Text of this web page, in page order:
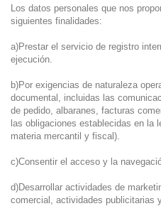
Los datos personales que nos
siguientes finalidades:
a)Prestar el servicio de registro
ejecución.
b)Por exigencias de naturaleza
documental, incluidas las
de pedido, albaranes, facturas
las obligaciones establecidas en la
materia mercantil y fiscal).
c)Consentir el acceso y la
d)Desarrollar actividades de
comercial, actividades publicitarias